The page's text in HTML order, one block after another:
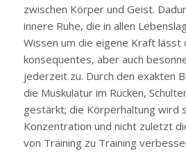
zwischen Körper und Geist.
innere Ruhe, die in allen
Wissen um die eigene Kraft lässt
konsequentes, aber auch
jederzeit zu. Durch den exakten
die Muskulatur im Rücken,
gestärkt; die Körperhaltung wird
Konzentration und nicht zuletzt
von Training zu Training